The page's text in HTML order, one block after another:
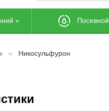
»
Никосульфурон